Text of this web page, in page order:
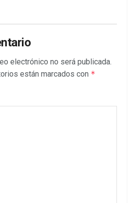
electrónico no será publicada.
están marcados con *